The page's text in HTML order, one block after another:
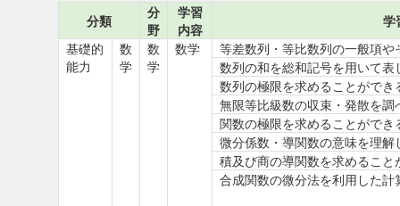
分類
分
野
学習
内容
学
基礎的
能力
数
学
数
学
数学
等差数列・等比数列の一般項
数列の和を総和記号を用いて
数列の極限を求めることができ
無限等比級数の収束・発散を
関数の極限を求めることができ
微分係数・導関数の意味を理
積及び商の導関数を求めること
合成関数の微分法を利用した計